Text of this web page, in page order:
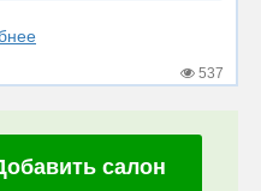
537
салон